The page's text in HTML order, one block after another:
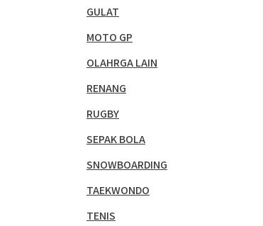
GULAT
MOTO GP
OLAHRGA LAIN
RENANG
RUGBY
SEPAK BOLA
SNOWBOARDING
TAEKWONDO
TENIS